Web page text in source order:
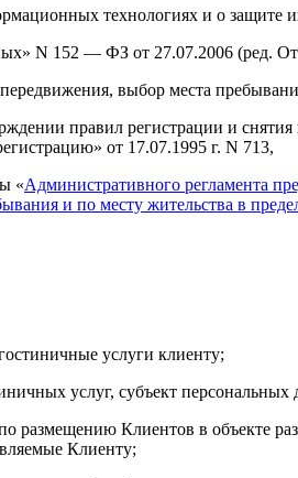
технологиях и о защите
N 152 — ФЗ от 27.07.2006 (ред. От
выбор места
правил регистрации и
от 17.07.1995 г. N 713,
«Административного регламента
и по месту жительства в
услуги клиенту;
услуг, субъект персональных
размещению Клиентов в объекте
Клиенту;